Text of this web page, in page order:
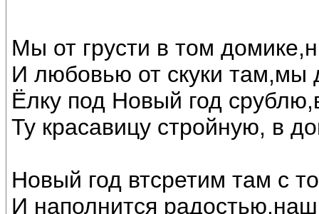
Мы от грусти в том
И любовью от скуки там,мы
Ёлку под Новый год
Ту красавицу стройную, в
Новый год втсретим там с
И наполнится